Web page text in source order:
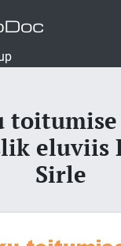
eluviis
Sirle